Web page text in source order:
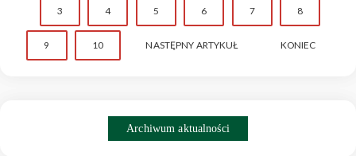
3 4 5 6 7 8
9 10 NASTĘPNY ARTYKUŁ KONIEC
Archiwum aktualności